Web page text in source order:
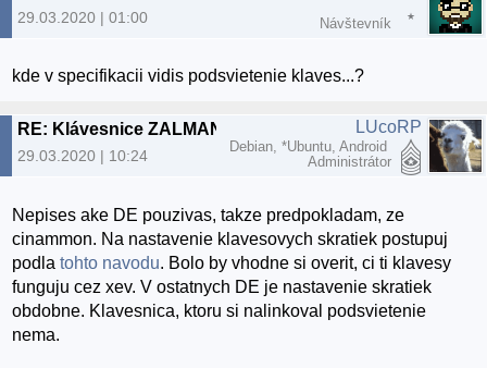
29.03.2020 | 01:00 Návštevník
kde v specifikacii vidis podsvietenie klaves...?
29.03.2020 | 10:24
LUcoRP
Debian, *Ubuntu, Android
Administrátor
Nepises ake DE pouzivas, takze predpokladam, ze
cinammon. Na nastavenie klavesovych skratiek postupuj
podlatohto navodu. Bolo by vhodne si overit, ci ti klavesy
funguju cez xev. V ostatnych DE je nastavenie skratiek
obdobne. Klavesnica, ktoru si nalinkoval podsvietenie
nema.